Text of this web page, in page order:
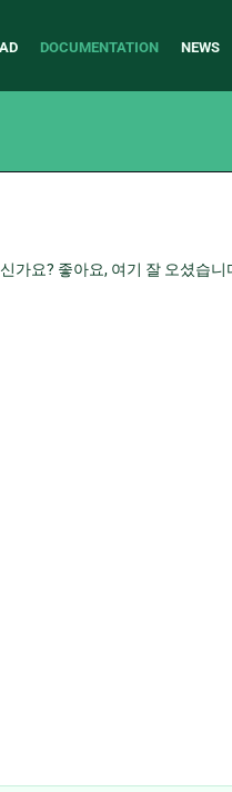
DOCUMENTATION NEWS
가요? 좋아요, 여기 잘 오셨습